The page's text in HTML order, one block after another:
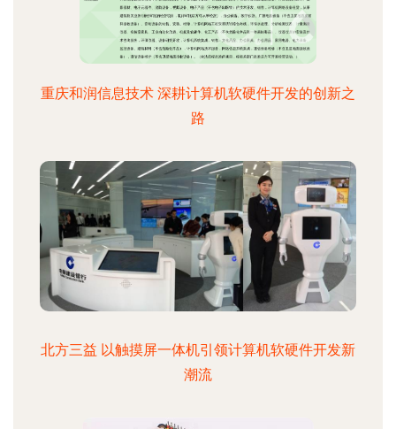
重庆和润信息技术 深耕计算机软硬件开发的创新之
路
北方三益 以触摸屏一体机引领计算机软硬件开发新
潮流